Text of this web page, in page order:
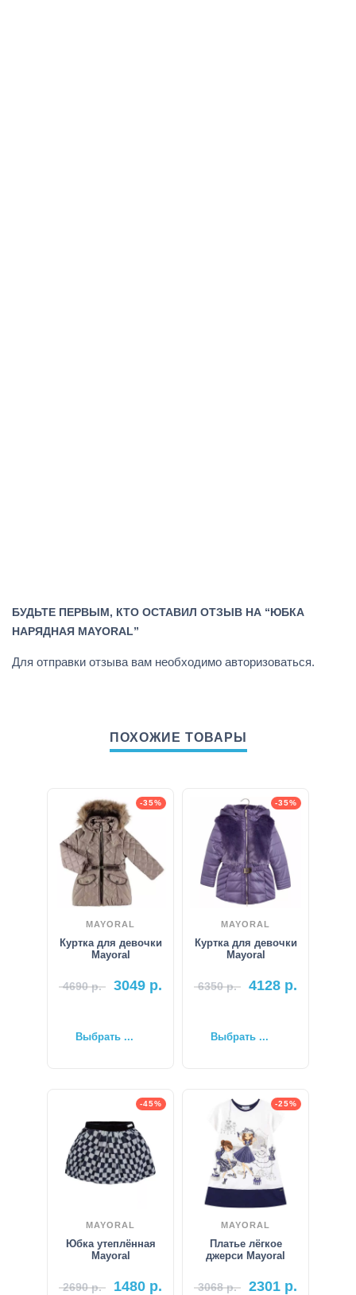
БУДЬТЕ ПЕРВЫМ, КТО ОСТАВИЛ ОТЗЫВ НА “ЮБКА
НАРЯДНАЯ MAYORAL”
Для отправки отзыва вам необходимо авторизоваться.
ПОХОЖИЕ ТОВАРЫ
-35%
MAYORAL
Куртка для девочки
Mayoral
4690р. 3049 р.
Выбрать ...
-35%
MAYORAL
Куртка для девочки
Mayoral
6350р. 4128 р.
Выбрать ...
-45%
MAYORAL
Юбка утеплённая
Mayoral
2690р. 1480 р.
-25%
MAYORAL
Платье лёгкое
джерси Mayoral
3068р. 2301 р.